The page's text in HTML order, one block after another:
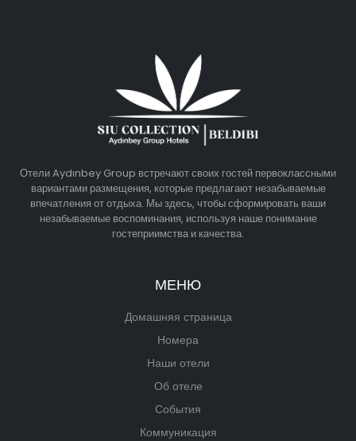
Отели Aydınbey Group встречают своих гостей первоклассными
вариантами размещения, которые предлагают незабываемые
впечатления от отдыха. Мы здесь, чтобы сформировать ваши
незабываемые воспоминания, используя наше понимание
гостеприимства и качества.
МЕНЮ
Домашняя страница
Номера
Наши отели
Об отеле
События
Коммуникация